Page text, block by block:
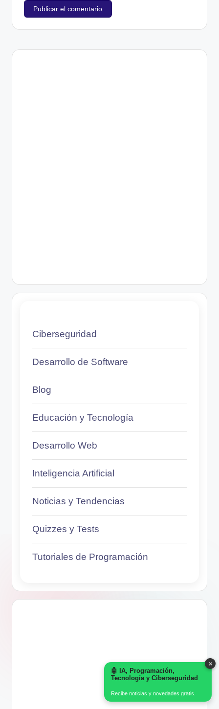
Ciberseguridad
Desarrollo de Software
Blog
Educación y Tecnología
Desarrollo Web
Inteligencia Artificial
Noticias y Tendencias
Quizzes y Tests
Tutoriales de Programación
×
🤖 IA, Programación,
Tecnología y Ciberseguridad
Recibe noticias y novedades gratis.